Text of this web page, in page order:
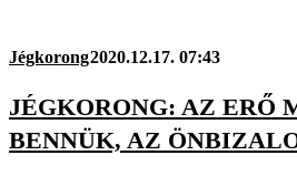
Jégkorong2020.12.17. 07:43
JÉGKORONG: AZ ERŐ
BENNÜK, AZ